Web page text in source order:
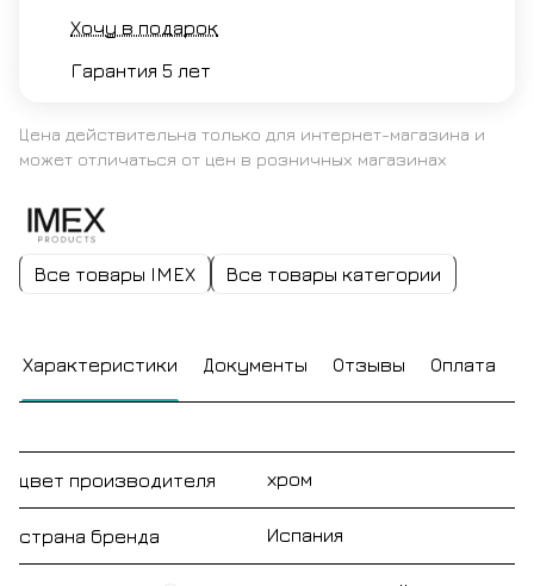
Хочу в подарок
Гарантия 5 лет
Цена действительна только для интернет-магазина и
может отличаться от цен в розничных магазинах
Все товары IMEX Все товары категории
Характеристики Документы Отзывы Оплата
цвет производителя хром
страна бренда Испания